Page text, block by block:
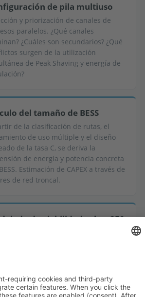
de pila multiuso
y priorización de canales de
paralelos. ¿Qué canales
¿Cuáles son secundarios? ¿Qué
surgen de la utilización
de Peak Shaving y energía de
del tamaño de BESS
de la clasificación de rutas, el
de uso múltiple y el diseño
de la tasa C, se deriva la
de energía y potencia concreta
Estimación de CAPEX a través de
de red troncal.
de viabilidad sobre 250
recomendada con perfil de
asociado y análisis de